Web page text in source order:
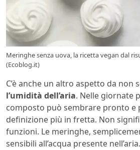
Meringhe senza uova, la ricetta vegan dal
(Ecoblog.it)
C’è anche un altro aspetto da non
l’umidità dell’aria. Nelle giornate
composto può sembrare pronto e
definizione più in fretta. Non
funzioni. Le meringhe,
sensibili all’acqua presente nell’aria.